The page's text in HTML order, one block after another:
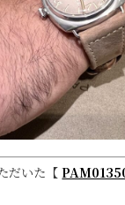
だいた【